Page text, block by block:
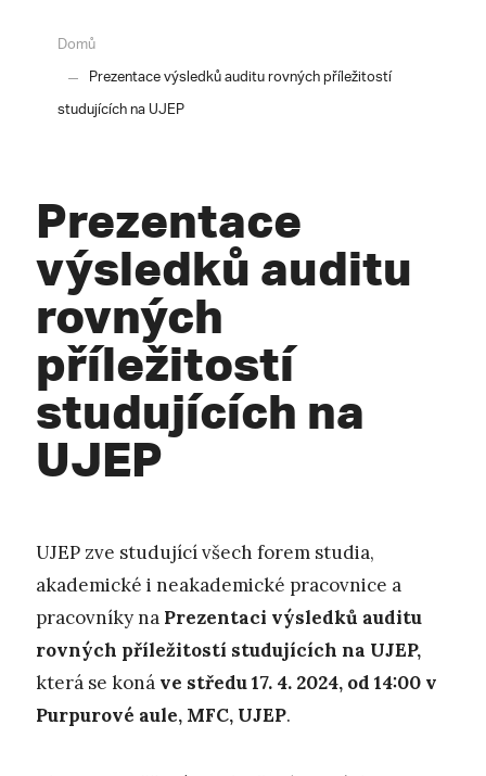
Domů
Prezentace výsledků auditu rovných příležitostí
studujících na UJEP
Prezentace
výsledků auditu
rovných
příležitostí
studujících na
UJEP
UJEP zve studující všech forem studia,
akademické i neakademické pracovnice a
pracovníky na Prezentaci výsledků auditu
rovných příležitostí studujících na UJEP,
která se koná ve středu 17. 4. 2024, od 14:00 v
Purpurové aule, MFC, UJEP.